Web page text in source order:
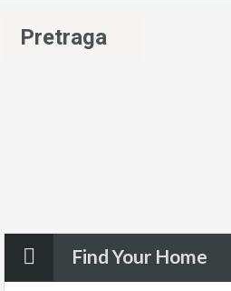
Pretraga
Find Your Home